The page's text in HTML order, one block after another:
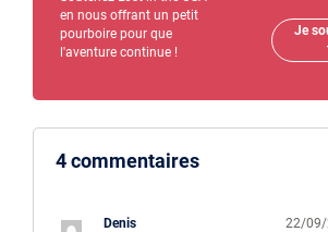
en nous offrant un petit
pourboire pour que
l'aventure continue !
Je
4 commentaires
Denis
22/09/